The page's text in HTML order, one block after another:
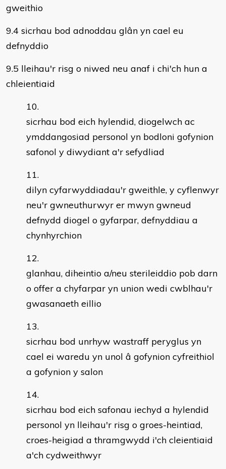
gweithio
9.4 sicrhau bod adnoddau glân yn cael eu
defnyddio
9.5 lleihau'r risg o niwed neu anaf i chi'ch hun a
chleientiaid
sicrhau bod eich hylendid, diogelwch ac
ymddangosiad personol yn bodloni gofynion
safonol y diwydiant a'r sefydliad
dilyn cyfarwyddiadau'r gweithle, y cyflenwyr
neu'r gwneuthurwyr er mwyn gwneud
defnydd diogel o gyfarpar, defnyddiau a
chynhyrchion
glanhau, diheintio a/neu sterileiddio pob darn
o offer a chyfarpar yn union wedi cwblhau'r
gwasanaeth eillio
sicrhau bod unrhyw wastraff peryglus yn
cael ei waredu yn unol â gofynion cyfreithiol
a gofynion y salon
sicrhau bod eich safonau iechyd a hylendid
personol yn lleihau'r risg o groes-heintiad,
croes-heigiad a thramgwydd i'ch cleientiaid
a'ch cydweithwyr